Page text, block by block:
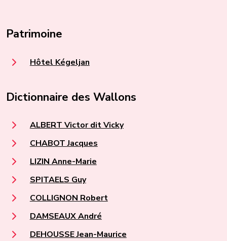
Patrimoine
Hôtel Kégeljan
Dictionnaire des Wallons
ALBERT Victor dit Vicky
CHABOT Jacques
LIZIN Anne-Marie
SPITAELS Guy
COLLIGNON Robert
DAMSEAUX André
DEHOUSSE Jean-Maurice